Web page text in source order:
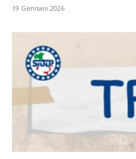
19 Gennaio 2026